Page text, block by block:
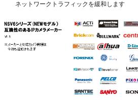
ネットワークトラフィックを緩和します